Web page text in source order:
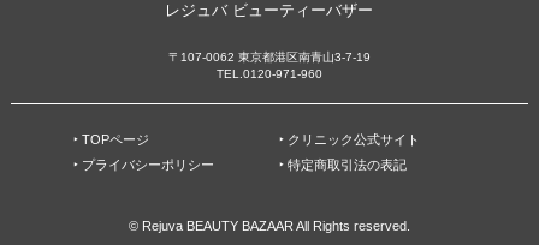
レジュバ ビューティーバザー
〒107-0062 東京都港区南青山3-7-19
TEL.0120-971-960
‣ TOPページ
‣ クリニック公式サイト
‣ プライバシーポリシー
‣ 特定商取引法の表記
© Rejuva BEAUTY BAZAAR All Rights reserved.